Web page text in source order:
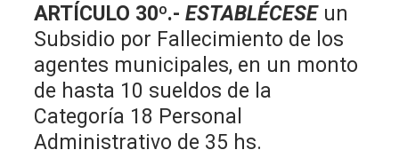
ARTÍCULO 30º.- ESTABLÉCESEun
Subsidio por Fallecimiento de los
agentes municipales, en un monto
de hasta 10 sueldos de la
Categoría 18 Personal
Administrativo de 35 hs.